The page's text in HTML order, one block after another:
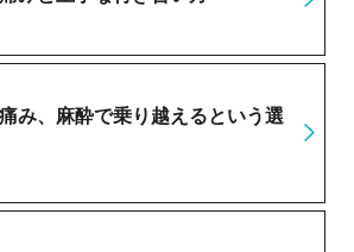
み、麻酔で乗り越えるという選